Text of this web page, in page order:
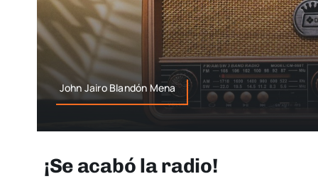
John Jairo Blandón Mena
¡Se acabó la radio!